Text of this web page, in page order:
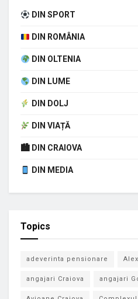
DIN SPORT
DIN ROMÂNIA
DIN OLTENIA
DIN LUME
DIN DOLJ
DIN VIAȚĂ
🏙 DIN CRAIOVA
DIN MEDIA
Topics
adeverinta pensionare
angajari Craiova angajari